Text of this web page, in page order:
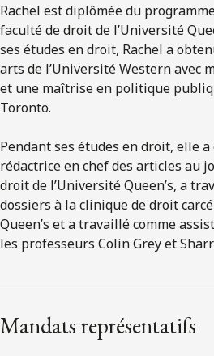
Rachel est diplômée du
faculté de droit de l’Université
ses études en droit, Rachel a
arts de l’Université Western avec
et une maîtrise en politique
Toronto.
Pendant ses études en droit, elle a
rédactrice en chef des articles au
droit de l’Université Queen’s, a
dossiers à la clinique de droit
Queen’s et a travaillé comme
les professeurs Colin Grey et
Mandats représentatifs